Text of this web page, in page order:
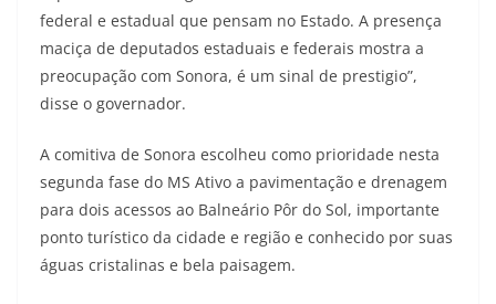
federal e estadual que pensam no Estado. A presença
maciça de deputados estaduais e federais mostra a
preocupação com Sonora, é um sinal de prestigio”,
disse o governador.
A comitiva de Sonora escolheu como prioridade nesta
segunda fase do MS Ativo a pavimentação e drenagem
para dois acessos ao Balneário Pôr do Sol, importante
ponto turístico da cidade e região e conhecido por suas
águas cristalinas e bela paisagem.